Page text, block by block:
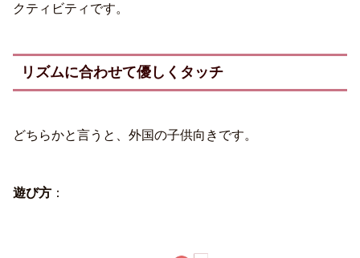
クティビティです。
リズムに合わせて優しくタッチ
どちらかと言うと、外国の子供向きです。
遊び方 ：